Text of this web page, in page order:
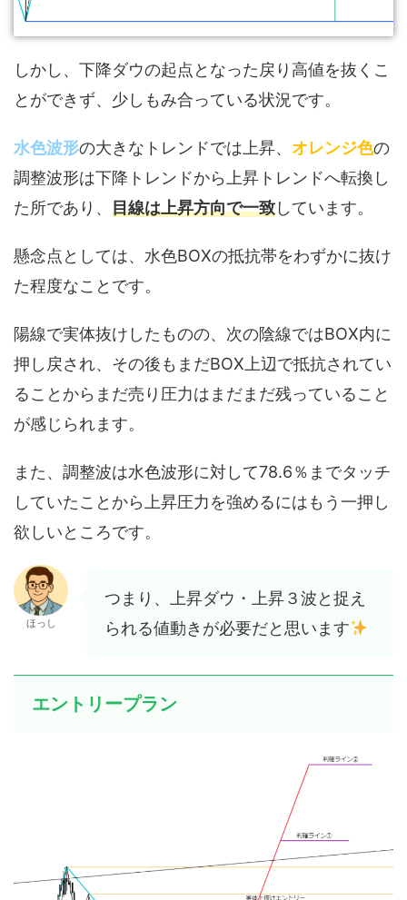
しかし、下降ダウの起点となった戻り高値を抜くこ
とができず、少しもみ合っている状況です。
水色波形の大きなトレンドでは上昇、 オレンジ色の
調整波形は下降トレンドから上昇トレンドへ転換し
た所であり、 目線は上昇方向で一致しています。
懸念点としては、水色BOXの抵抗帯をわずかに抜け
た程度なことです。
陽線で実体抜けしたものの、次の陰線ではBOX内に
押し戻され、その後もまだBOX上辺で抵抗されてい
ることからまだ売り圧力はまだまだ残っていること
が感じられます。
また、調整波は水色波形に対して78.6％までタッチ
していたことから上昇圧力を強めるにはもう一押し
欲しいところです。
ほっし
つまり、上昇ダウ・上昇３波と捉え
られる値動きが必要だと思います
エントリープラン